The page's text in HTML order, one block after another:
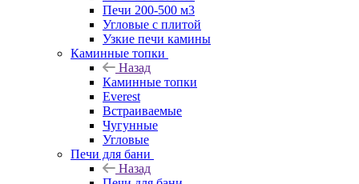
Печи 200-500 м3
Угловые с плитой
Узкие печи камины
Каминные топки
Назад
Каминные топки
Everest
Встраиваемые
Чугунные
Угловые
Печи для бани
Назад